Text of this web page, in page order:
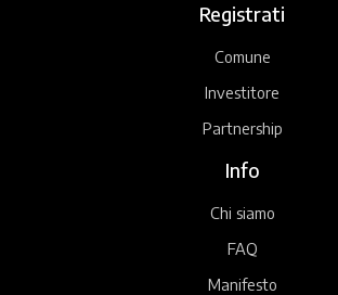
Registrati
Comune
Investitore
Partnership
Info
Chi siamo
FAQ
Manifesto